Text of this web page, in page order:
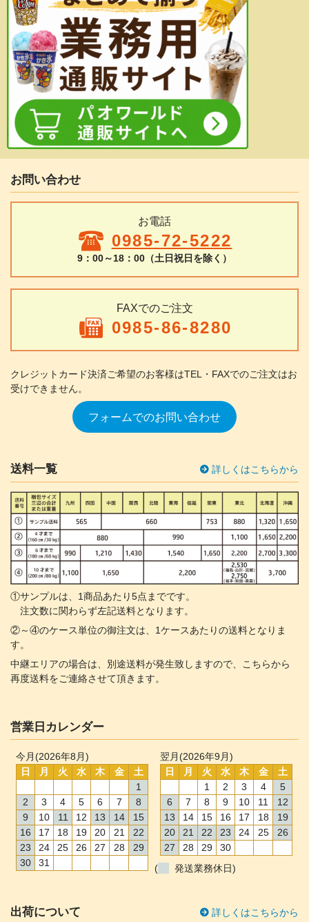
お問い合わせ
お電話
0985-72-5222
9：00～18：00（土日祝日を除く）
FAXでのご注文
0985-86-8280
クレジットカード決済ご希望のお客様はTEL・FAXでのご注文はお
受けできません。
フォームでのお問い合わせ
送料一覧 詳しくはこちらから
①サンプルは、1商品あたり5点までです。
注文数に関わらず左記送料となります。
②～④のケース単位の御注文は、1ケースあたりの送料となりま
す。
中継エリアの場合は、別途送料が発生致しますので、こちらから
再度送料をご連絡させて頂きます。
営業日カレンダー
今月(2026年8月)
日
月 火 水 木 金
土
1
2
3 4 5 6 7
8
9
10 11 12 13 14
15
16
17 18 19 20 21
22
23
24 25 26 27 28
29
30
31
翌月(2026年9月)
日
月 火 水 木 金
土
1
2 3 4
5
6
7 8 9 10 11
12
13
14 15 16 17 18
19
20
21 22 23 24 25
26
27
28 29
30
(
発送業務休日)
出荷について 詳しくはこちらから